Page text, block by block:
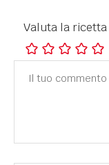
Valuta la ricetta